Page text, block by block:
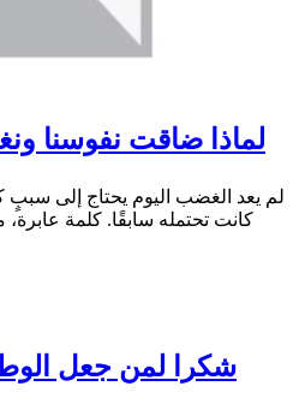
لماذا ضاقت نفوسنا
لم يعد الغضب اليوم يحتاج إلى سببٍ
كانت تحتمله سابقًا. كلمة
شكرا لمن جعل